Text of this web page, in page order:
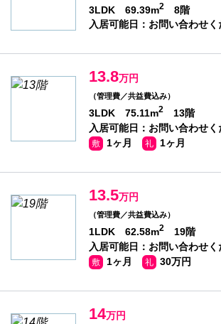
3LDK 69.39m2
8階
入居可能日：お問い合わせく
13.8万円
（管理費／共益費込み）
3LDK 75.11m2
13階
入居可能日：お問い合わせく
敷 1ヶ月 礼 1ヶ月
13.5万円
（管理費／共益費込み）
1LDK 62.58m2
19階
入居可能日：お問い合わせく
敷 1ヶ月 礼 30万円
14万円